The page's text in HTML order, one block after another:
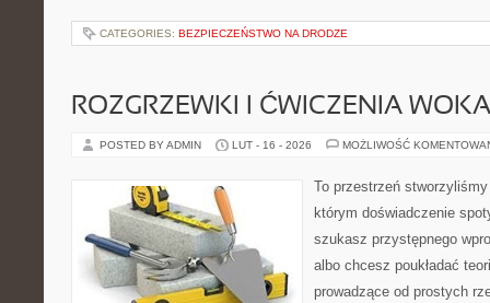
CATEGORIES: BEZPIECZEŃSTWO NA DRODZE
ROZGRZEWKI I ĆWICZENIA
POSTED BY ADMIN LUT - 16 - 2026 MOŻLIWOŚĆ
To przestrzeń
którym doświadczenie
szukasz przystępnego
albo chcesz poukładać
prowadzące od prostych